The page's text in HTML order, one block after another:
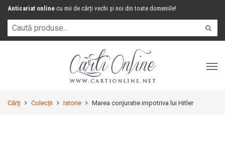
Anticariat online cu mii de cărți vechi și noi din toate domeniile!
Cărți Colecții Istorie Marea conjuratie impotriva lui Hitler